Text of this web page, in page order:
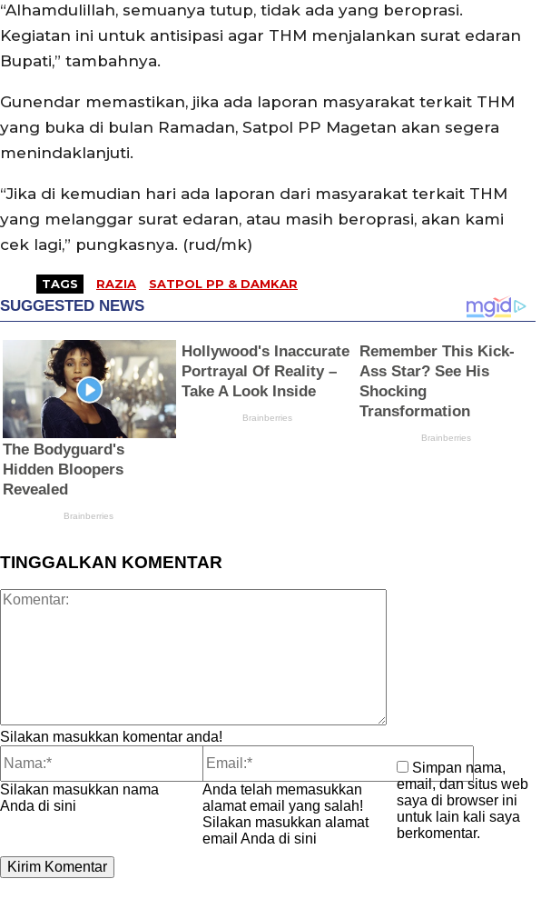
“Alhamdulillah, semuanya tutup, tidak ada yang beroprasi.
Kegiatan ini untuk antisipasi agar THM menjalankan surat edaran
Bupati,” tambahnya.
Gunendar memastikan, jika ada laporan masyarakat terkait THM
yang buka di bulan Ramadan, Satpol PP Magetan akan segera
menindaklanjuti.
“Jika di kemudian hari ada laporan dari masyarakat terkait THM
yang melanggar surat edaran, atau masih beroprasi, akan kami
cek lagi,” pungkasnya. (rud/mk)
TAGS RAZIA SATPOL PP & DAMKAR
TINGGALKAN KOMENTAR
Silakan masukkan komentar anda!
Nama:*
Silakan masukkan nama
Anda di sini
Email:*
Anda telah memasukkan
alamat email yang salah!
Silakan masukkan alamat
email Anda di sini
Simpan nama,
email, dan situs web
saya di browser ini
untuk lain kali saya
berkomentar.